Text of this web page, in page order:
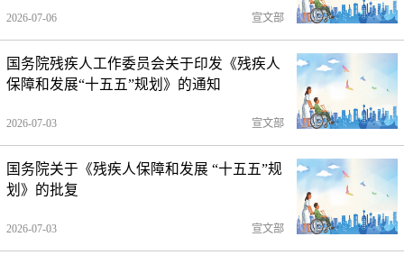
2026-07-06 宣文部
国务院残疾人工作委员会关于印发《残疾人
保障和发展“十五五”规划》的通知
2026-07-03 宣文部
国务院关于《残疾人保障和发展 “十五五”规
划》的批复
2026-07-03 宣文部